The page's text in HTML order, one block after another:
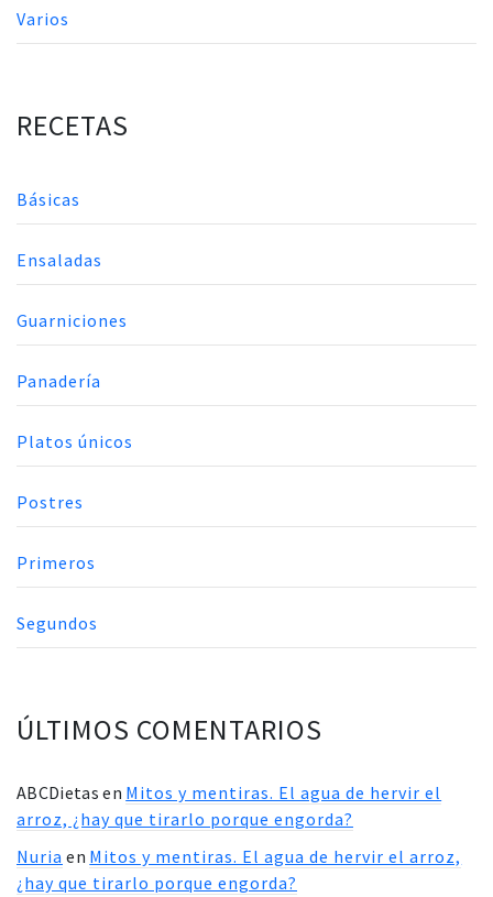
Varios
RECETAS
Básicas
Ensaladas
Guarniciones
Panadería
Platos únicos
Postres
Primeros
Segundos
ÚLTIMOS COMENTARIOS
ABCDietas en Mitos y mentiras. El agua de hervir el
arroz, ¿hay que tirarlo porque engorda?
Nuria en Mitos y mentiras. El agua de hervir el arroz,
¿hay que tirarlo porque engorda?